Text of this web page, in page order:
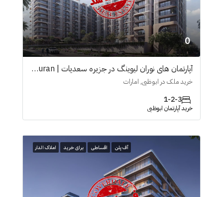
0
آپارتمان های نوران لیوینگ در جزیرە سعدیات | Nouran
خرید ملک در ابوظبی, امارات
1-2-3
خرید آپارتمان ابوظبی
آف پلن اقساطی برای خرید املاک الدار